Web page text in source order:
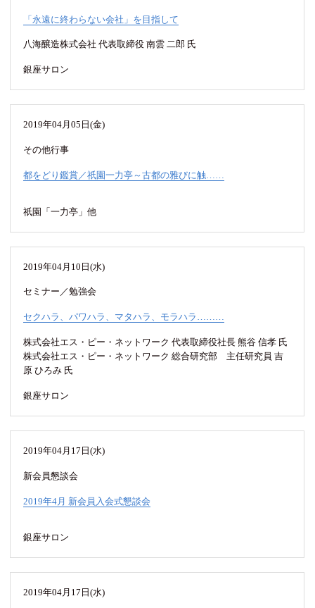
「永遠に終わらない会社」を目指して
八海醸造株式会社 代表取締役 南雲 二郎 氏
銀座サロン
2019年04月05日(金)
その他行事
都をどり鑑賞／祇園一力亭～古都の雅びに触……
祇園「一力亭」他
2019年04月10日(水)
セミナー／勉強会
セクハラ、パワハラ、マタハラ、モラハラ………
株式会社エス・ピー・ネットワーク 代表取締役社長 熊谷 信孝 氏
株式会社エス・ピー・ネットワーク 総合研究部 主任研究員 吉
原 ひろみ 氏
銀座サロン
2019年04月17日(水)
新会員懇談会
2019年4月 新会員入会式懇談会
銀座サロン
2019年04月17日(水)